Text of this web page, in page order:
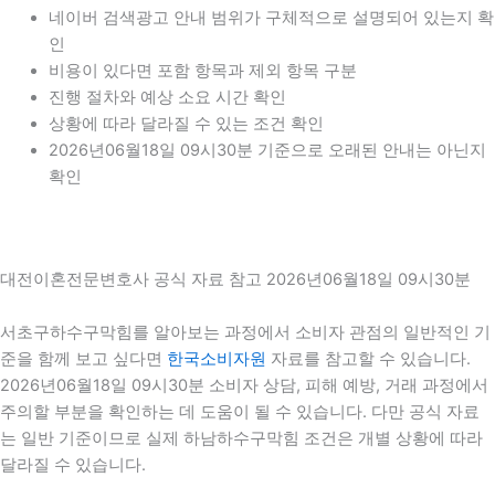
네이버 검색광고 안내 범위가 구체적으로 설명되어 있는지 확
인
비용이 있다면 포함 항목과 제외 항목 구분
진행 절차와 예상 소요 시간 확인
상황에 따라 달라질 수 있는 조건 확인
2026년06월18일 09시30분 기준으로 오래된 안내는 아닌지
확인
대전이혼전문변호사 공식 자료 참고 2026년06월18일 09시30분
서초구하수구막힘를 알아보는 과정에서 소비자 관점의 일반적인 기
준을 함께 보고 싶다면 한국소비자원 자료를 참고할 수 있습니다.
2026년06월18일 09시30분 소비자 상담, 피해 예방, 거래 과정에서
주의할 부분을 확인하는 데 도움이 될 수 있습니다. 다만 공식 자료
는 일반 기준이므로 실제 하남하수구막힘 조건은 개별 상황에 따라
달라질 수 있습니다.